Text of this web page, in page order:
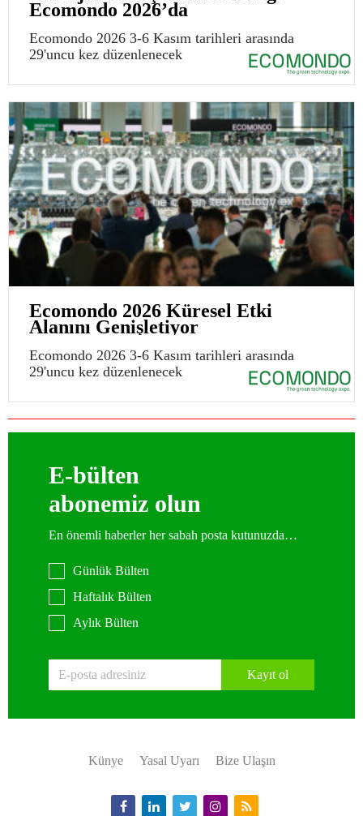
Ecomondo 2026’da
Ecomondo 2026 3-6 Kasım tarihleri arasında
29'uncu kez düzenlenecek
Ecomondo 2026 Küresel Etki
Alanını Genişletiyor
Ecomondo 2026 3-6 Kasım tarihleri arasında
29'uncu kez düzenlenecek
E-bülten
abonemiz olun
En önemli haberler her sabah posta kutunuzda…
Günlük Bülten
Haftalık Bülten
Aylık Bülten
Kayıt ol
Künye Yasal Uyarı Bize Ulaşın